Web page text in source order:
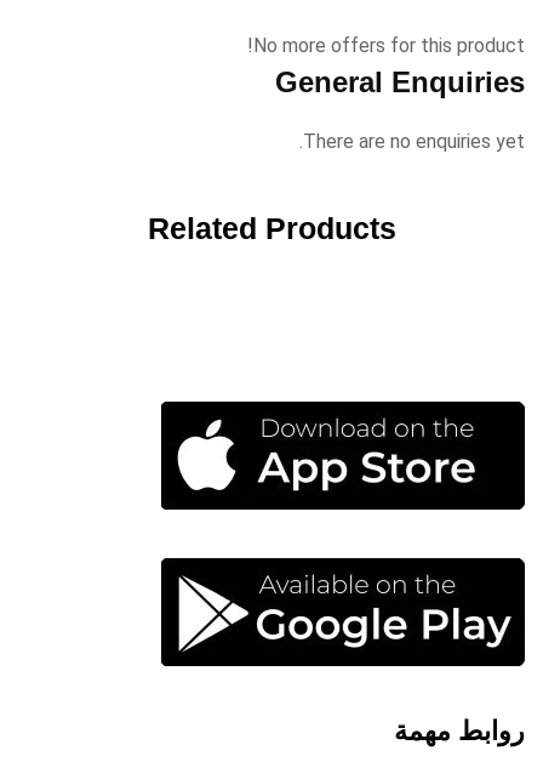
No more offers for this product!
General Enquiries
There are no enquiries yet.
Related Products
روابط مهمة